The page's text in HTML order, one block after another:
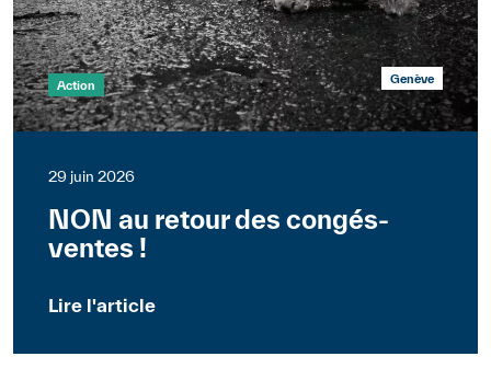
Action Genève
29 juin 2026
NON au retour des congés-
ventes !
Lire l'article